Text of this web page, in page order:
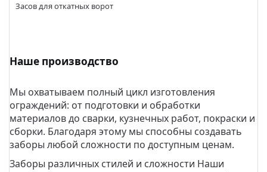
Засов для откатных ворот
Наше производство
Мы охватываем полный цикл изготовления
ограждений: от подготовки и обработки
материалов до сварки, кузнечных работ, покраски и
сборки. Благодаря этому мы способны создавать
заборы любой сложности по доступным ценам.
Заборы различных стилей и сложности Наши